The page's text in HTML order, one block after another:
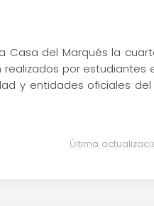
Casa del Marqués la
realizados por estudiantes
y entidades oficiales
Última